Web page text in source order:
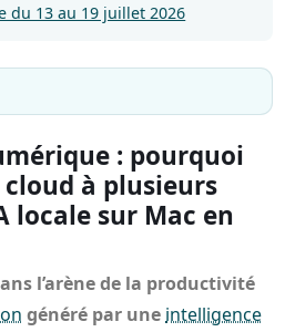
du 13 au 19 juillet 2026
: pourquoi
cloud à plusieurs
locale sur Mac en
l’arène de la productivité
généré par uneintelligence